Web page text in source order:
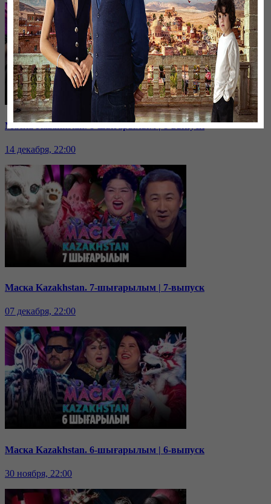
Маска Kazakhstan. 8-шығарылым | 8-выпуск
14 декабря, 22:00
Маска Kazakhstan. 7-шығарылым | 7-выпуск
07 декабря, 22:00
Маска Kazakhstan. 6-шығарылым | 6-выпуск
30 ноября, 22:00